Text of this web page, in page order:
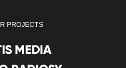
PROJECTS